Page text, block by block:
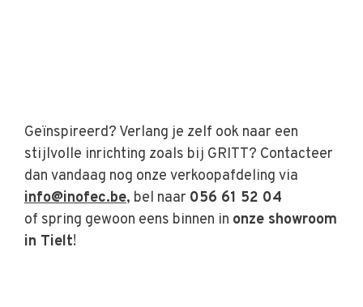
Geïnspireerd? Verlang je zelf ook naar een
stijlvolle inrichting zoals bij GRITT? Contacteer
dan vandaag nog onze verkoopafdeling via
info@inofec.be, bel naar 056 61 52 04
of spring gewoon eens binnen in onze showroom
in Tielt!